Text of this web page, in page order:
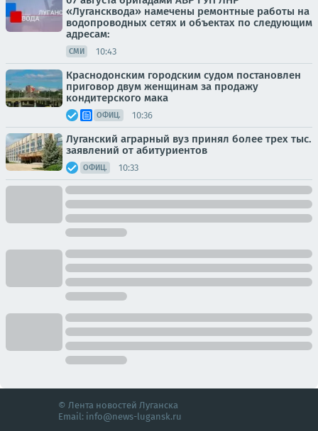
«Лугансквода» намечены ремонтные работы на
водопроводных сетях и объектах по следующим
адресам:
СМИ 10:43
Краснодонским городским судом постановлен
приговор двум женщинам за продажу
кондитерского мака
ОФИЦ. 10:36
Луганский аграрный вуз принял более трех тыс.
заявлений от абитуриентов
ОФИЦ. 10:33
© Лента новостей Луганска
Email: info@news-lugansk.ru